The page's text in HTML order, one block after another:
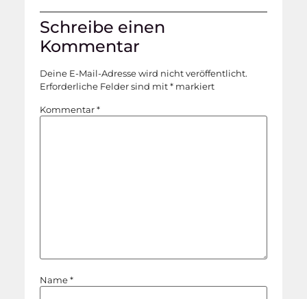
Schreibe einen
Kommentar
Deine E-Mail-Adresse wird nicht veröffentlicht.
Erforderliche Felder sind mit* markiert
Kommentar*
Name*